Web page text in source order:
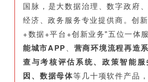
国脉，是大数据治理、数字政府
经济、政务服务专业提供商。创
+数据+平台+创新业务"五位一体
能城市APP、 营商环境流程再造
查与考核评估系统、政策智能
因、数据母体等几十项软件产品